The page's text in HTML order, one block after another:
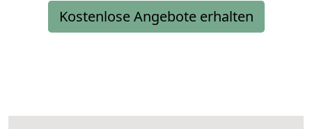
Kostenlose Angebote erhalten